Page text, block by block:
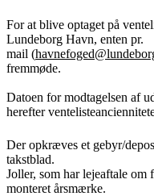
For at blive optaget på
Lundeborg Havn, enten pr.
mail (
fremmøde.
Datoen for modtagelsen af
herefter
Der opkræves et gebyr/
takstblad.
Joller, som har lejeaftale om
monteret årsmærke.